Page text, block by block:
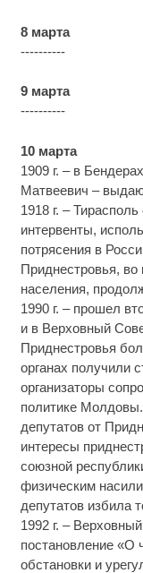
8 марта
----------
9 марта
----------
10 марта
1909 г. – в
Матвеевич –
1918 г. –
интервенты,
потрясения в
Приднестровья, во
населения,
1990 г. – прошел
и в Верховный
Приднестровья
органах получили
организаторы
политике
депутатов от
интересы
союзной
физическим
депутатов избила
1992 г. –
постановление «О
обстановки и